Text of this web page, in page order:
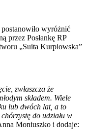
wyróżnić
przez Posłankę RP
„Suita Kurpiowska”
zwłaszcza że
składem. Wiele
lub dwóch lat, a to
do udziału w
Moniuszko i dodaje: